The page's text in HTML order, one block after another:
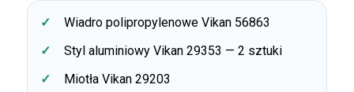
Wiadro polipropylenowe Vikan 56863
Styl aluminiowy Vikan 29353 — 2 sztuki
Miotła Vikan 29203